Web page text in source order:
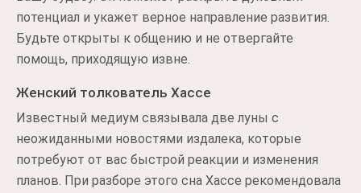
потенциал и укажет верное направление развития.
Будьте открыты к общению и не отвергайте
помощь, приходящую извне.
Женский толкователь Хассе
Известный медиум связывала две луны с
неожиданными новостями издалека, которые
потребуют от вас быстрой реакции и изменения
планов. При разборе этого сна Хассе рекомендовала